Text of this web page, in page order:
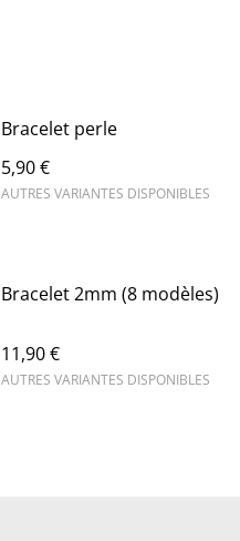
Bracelet perle
5,90 €
AUTRES VARIANTES DISPONIBLES
Bracelet 2mm (8 modèles)
11,90 €
AUTRES VARIANTES DISPONIBLES